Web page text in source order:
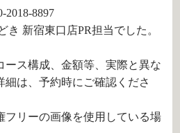
2018-8897
き 新宿東口店PR担当でした。
ス構成、金額等、実際と異な
細は、予約時にご確認くださ
リーの画像を使用している場